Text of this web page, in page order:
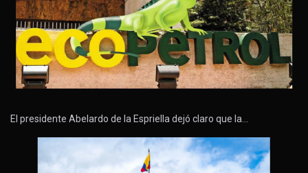
El presidente Abelardo de la Espriella dejó claro que la…